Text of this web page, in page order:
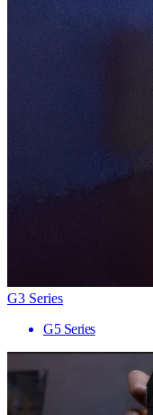
G3 Series
G5 Series